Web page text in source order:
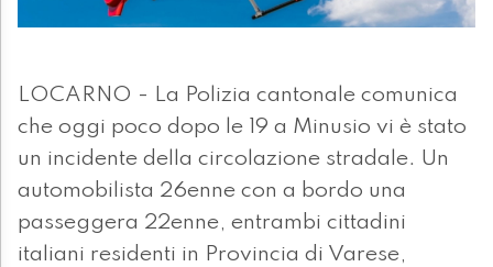
LOCARNO - La Polizia cantonale comunica
che oggi poco dopo le 19 a Minusio vi è stato
un incidente della circolazione stradale. Un
automobilista 26enne con a bordo una
passeggera 22enne, entrambi cittadini
italiani residenti in Provincia di Varese,